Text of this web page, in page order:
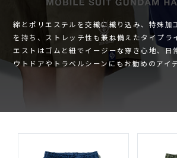
綿とポリエステルを交織に織り込み、特殊加
を持ち、ストレッチ性も兼ね備えたタイプラ
エストはゴムと紐でイージーな穿き心地、日
ウトドアやトラベルシーンにもお勧めのアイ